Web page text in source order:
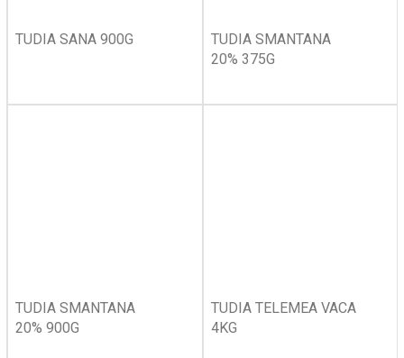
TUDIA SANA 900G
TUDIA SMANTANA
20% 375G
TUDIA SMANTANA
20% 900G
TUDIA TELEMEA VACA
4KG